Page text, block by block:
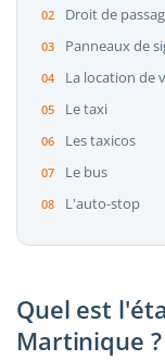
Droit de
Panneaux de
La location de
Le taxi
Les taxicos
Le bus
L'auto-stop
Quel est
Martinique ?